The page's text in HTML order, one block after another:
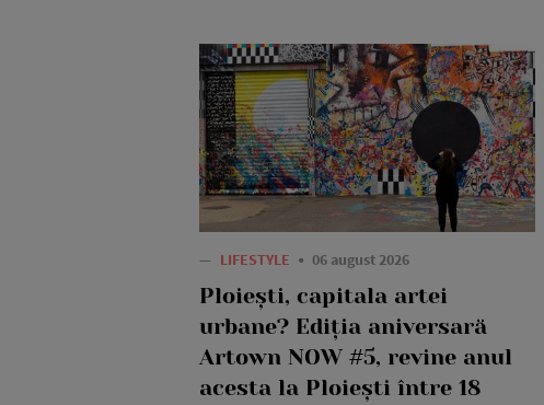
— LIFESTYLE 06 august 2026
Ploiești, capitala artei
urbane? Ediția aniversară
Artown NOW #5, revine anul
acesta la Ploiești între 18